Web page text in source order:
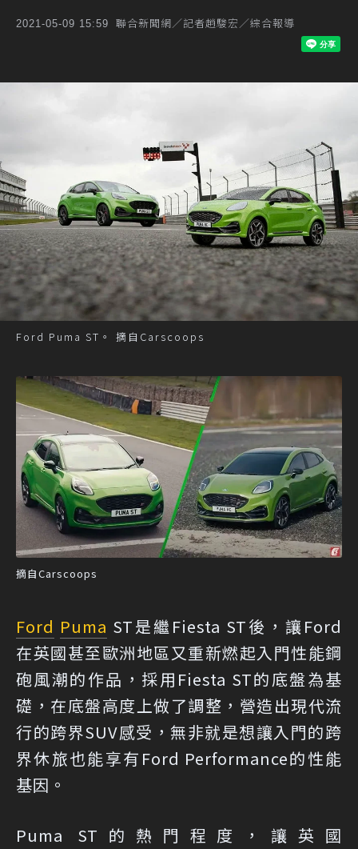
2021-05-09 15:59 聯合新聞網／記者趙駿宏／綜合報導
Ford Puma ST。 摘自Carscoops
摘自Carscoops
Ford Puma ST是繼Fiesta ST後，讓Ford
在英國甚至歐洲地區又重新燃起入門性能鋼
砲風潮的作品，採用Fiesta ST的底盤為基
礎，在底盤高度上做了調整，營造出現代流
行的跨界SUV感受，無非就是想讓入門的跨
界休旅也能享有Ford Performance的性能
基因。
Puma ST的熱門程度，讓英國